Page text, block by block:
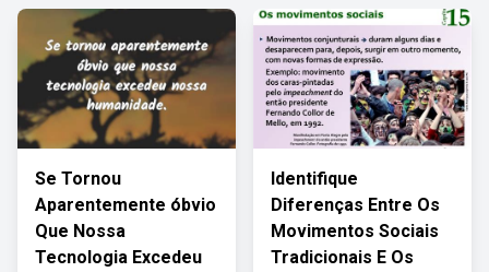
Se Tornou
Aparentemente óbvio
Que Nossa
Tecnologia Excedeu
Identifique
Diferenças Entre Os
Movimentos Sociais
Tradicionais E Os